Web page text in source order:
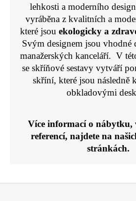
r
v
k
y
v
ý
p
i
s
lehkosti a moderního
vyráběna z kvalitních a
které jsou ekologicky a
Svým designem jsou vhodné
manažerských kanceláří. V
se skříňové sestavy vytváří
skříní, které jsou následně
obkladovými
Více informací o nábytku,
referencí, najdete na
stránkách.